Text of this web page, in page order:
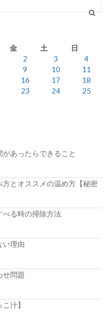
金 土
日
2 3
4
9 10
11
16 17
18
23 24
25
あったらできること
とオススメの温め方【秘密
べる時の掃除方法
い理由
せ問題
汁】